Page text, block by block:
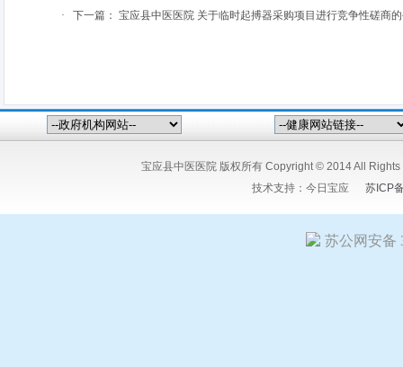
· 下一篇： 宝应县中医医院 关于临时起搏器采购项目进行竞争性磋商
宝应县中医医院 版权所有 Copyright © 2014 All
技术支持： 今日宝应 苏ICP
苏公网安备